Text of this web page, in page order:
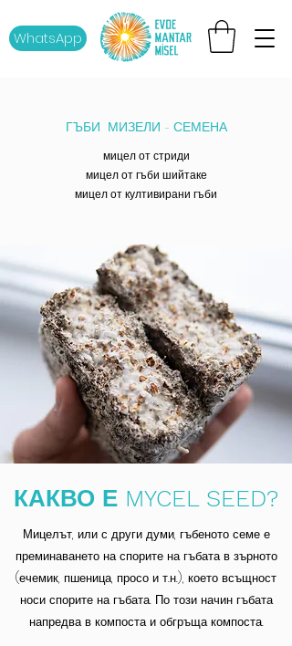
WhatsApp
ГЪБИ МИЗЕЛИ - СЕМЕНА
мицел от стриди
мицел от гъби шийтаке
мицел от култивирани гъби
КАКВО Е MYCEL SEED?
Мицелът, или с други думи, гъбеното семе е
преминаването на спорите на гъбата в зърното
(ечемик, пшеница, просо и т.н.), което всъщност
носи спорите на гъбата. По този начин гъбата
напредва в компоста и обгръща компоста.